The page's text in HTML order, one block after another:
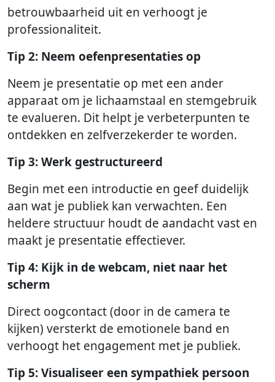
betrouwbaarheid uit en verhoogt je
professionaliteit.
Tip 2: Neem oefenpresentaties op
Neem je presentatie op met een ander
apparaat om je lichaamstaal en stemgebruik
te evalueren. Dit helpt je verbeterpunten te
ontdekken en zelfverzekerder te worden.
Tip 3: Werk gestructureerd
Begin met een introductie en geef duidelijk
aan wat je publiek kan verwachten. Een
heldere structuur houdt de aandacht vast en
maakt je presentatie effectiever.
Tip 4: Kijk in de webcam, niet naar het
scherm
Direct oogcontact (door in de camera te
kijken) versterkt de emotionele band en
verhoogt het engagement met je publiek.
Tip 5: Visualiseer een sympathiek persoon